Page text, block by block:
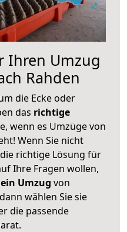
Ihren Umzug
Rahden
die Ecke oder
das richtige
wenn es Umzüge von
Wenn Sie nicht
richtige Lösung für
Ihre Fragen wollen,
Umzug von
wählen Sie sie
die passende